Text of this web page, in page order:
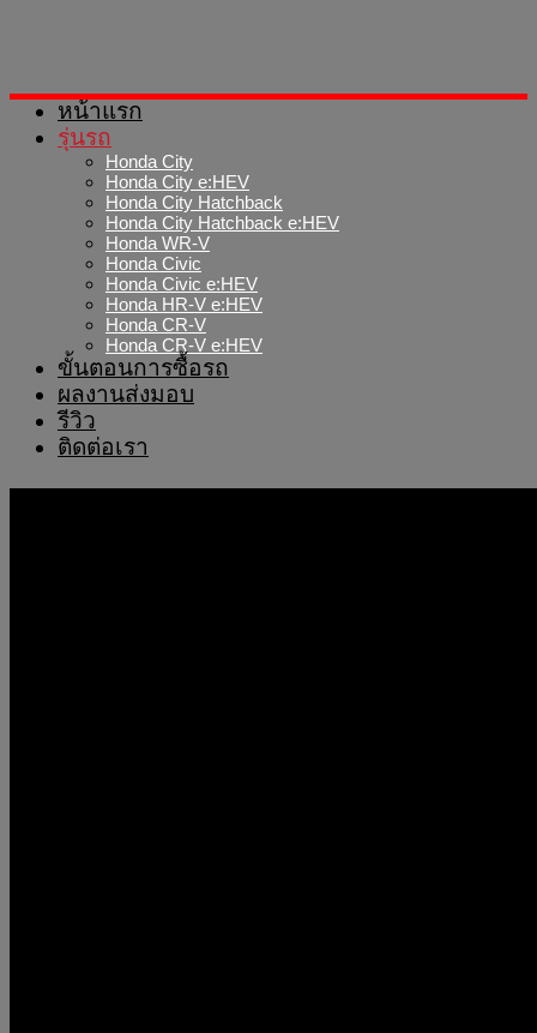
หน้าแรก
รุ่นรถ
Honda City
Honda City e:HEV
Honda City Hatchback
Honda City Hatchback e:HEV
Honda WR-V
Honda Civic
Honda Civic e:HEV
Honda HR-V e:HEV
Honda CR-V
Honda CR-V e:HEV
ขั้นตอนการซื้อรถ
ผลงานส่งมอบ
รีวิว
ติดต่อเรา